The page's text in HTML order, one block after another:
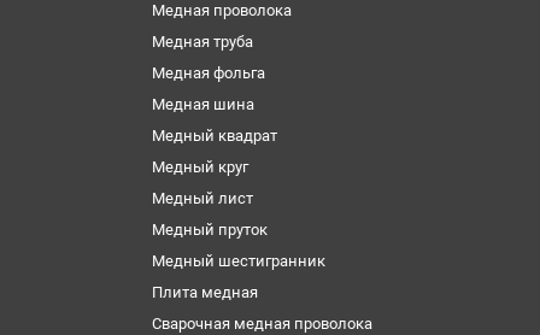
Медная проволока
Медная труба
Медная фольга
Медная шина
Медный квадрат
Медный круг
Медный лист
Медный пруток
Медный шестигранник
Плита медная
Сварочная медная проволока